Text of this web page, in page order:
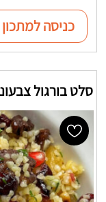
כניסה למתכון
סלט בורגול